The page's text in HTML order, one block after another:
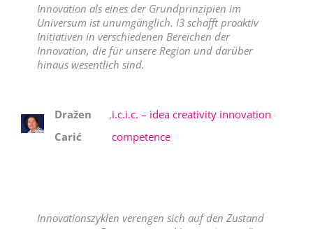
Innovation als eines der Grundprinzipien im
Universum ist unumgänglich. I3 schafft proaktiv
Initiativen in verschiedenen Bereichen der
Innovation, die für unsere Region und darüber
hinaus wesentlich sind.
Dražen
Carić
,i.c.i.c. – idea creativity innovation
competence
Innovationszyklen verengen sich auf den Zustand